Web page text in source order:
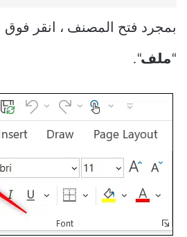
بمجرد فتح المصنف ، انقر فوق
“ملف“.